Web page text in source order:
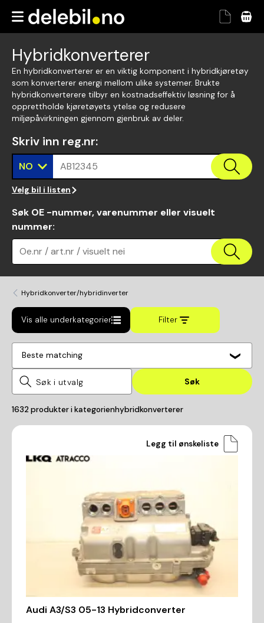
Hybridkonverterer
En hybridkonverterer er en viktig komponent i hybridkjøretøy
som konverterer energi mellom ulike systemer. Brukte
hybridkonverterere tilbyr en kostnadseffektiv løsning for å
opprettholde kjøretøyets ytelse og redusere
miljøpåvirkningen gjennom gjenbruk av deler.
Skriv inn reg.nr:
NO AB12345
Velg bil i listen
Søk OE -nummer, varenummer eller visuelt
nummer:
Oe.nr / art.nr / visuelt nei
Hybridkonverter/hybridinverter
Vis alle underkategorier Filter
Beste matching
Søk
1632 produkter i kategorienhybridkonverterer
Legg til ønskeliste
Audi A3/S3 05-13 Hybridconverter